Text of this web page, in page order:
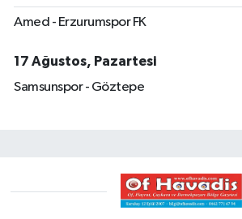
Amed - Erzurumspor FK
17 Ağustos, Pazartesi
Samsunspor - Göztepe